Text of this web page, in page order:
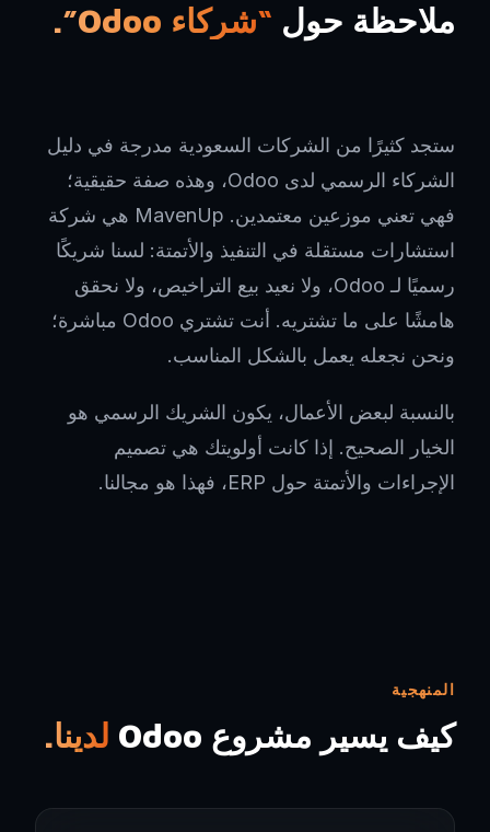
ملاحظة حول “شركاء Odoo”.
ستجد كثيرًا من الشركات السعودية مدرجة في دليل
الشركاء الرسمي لدى Odoo، وهذه صفة حقيقية؛
فهي تعني موزعين معتمدين. MavenUp هي شركة
استشارات مستقلة في التنفيذ والأتمتة: لسنا شريكًا
رسميًا لـ Odoo، ولا نعيد بيع التراخيص، ولا نحقق
هامشًا على ما تشتريه. أنت تشتري Odoo مباشرة؛
ونحن نجعله يعمل بالشكل المناسب.
بالنسبة لبعض الأعمال، يكون الشريك الرسمي هو
الخيار الصحيح. إذا كانت أولويتك هي تصميم
الإجراءات والأتمتة حول ERP، فهذا هو مجالنا.
المنهجية
كيف يسير مشروع Odoo لدينا.